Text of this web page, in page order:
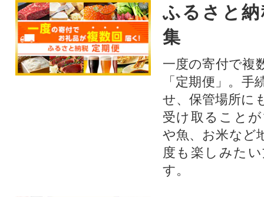
ふるさと
集
一度の寄付で複
「定期便」。
せ、保管場所に
受け取ること
や魚、お米など
度も楽しみた
す。